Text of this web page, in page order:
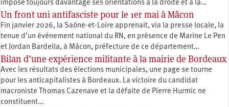
impose toujours davantage ses orientations à la droite et à la…
Un front uni antifasciste pour le 1er mai à Mâcon
Fin janvier 2026, la Saône-et-Loire apprenait, via la presse locale, la
tenue d’un événement national du RN, en présence de Marine Le Pen
et Jordan Bardella, à Mâcon, préfecture de ce département…
Bilan d’une expérience militante à la mairie de Bordeaux
Avec les résultats des élections municipales, une page se tourne
pour les anticapitalistes à Bordeaux. La victoire du candidat
macroniste Thomas Cazenave et la défaite de Pierre Hurmic ne
constituent…